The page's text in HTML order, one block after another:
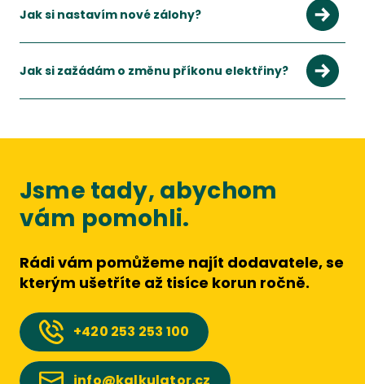
Jak si nastavím nové zálohy?
Jak si zažádám o změnu příkonu elektřiny?
Jsme tady, abychom
vám pomohli.
Rádi vám pomůžeme najít dodavatele, se
kterým ušetříte až tisíce korun ročně.
+420 253 253 100